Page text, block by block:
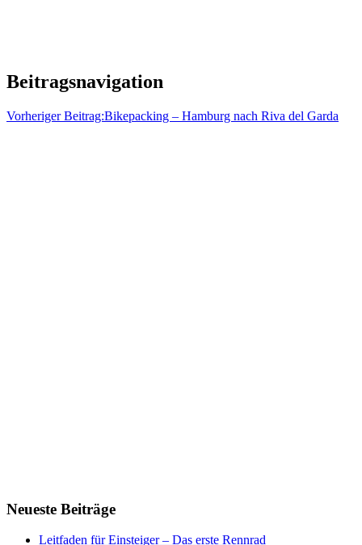
Beitragsnavigation
Vorheriger Beitrag:Bikepacking – Hamburg nach Riva del Garda
Neueste Beiträge
Leitfaden für Einsteiger – Das erste Rennrad